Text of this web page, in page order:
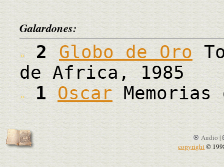
Galardones:
2Globo de Oro
de Africa, 1985
1Oscar
Audio |
copyright©